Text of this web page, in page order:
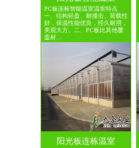
PC板连栋智能温室温室特点
一、结构轻盈、耐撞击、荷载性
好，保温性能优良，经久耐用，
美观大方。二、PC板比其他覆
盖材…
阳光板连栋温室